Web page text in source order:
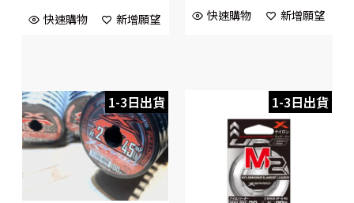
快速購物 新增願望 快速購物 新增願望
1-3日出貨 1-3日出貨